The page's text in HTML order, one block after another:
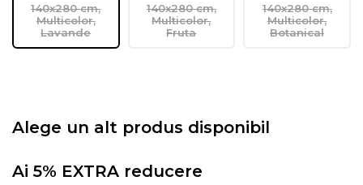
140x280 cm,
Multicolor,
Lavande
140x280 cm,
Multicolor,
Fruta
140x280 cm,
Multicolor,
Botanical
Alege un alt produs disponibil
Ai 5% EXTRA reducere